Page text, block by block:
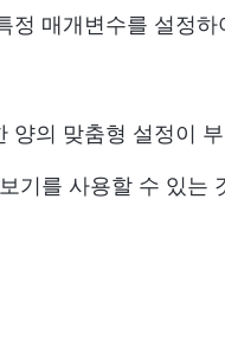
정 매개변수를 설정
양의 맞춤형 설정이
기를 사용할 수 있는